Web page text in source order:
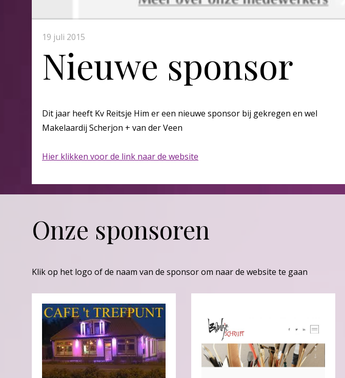
19 juli 2015
Nieuwe sponsor
Dit jaar heeft Kv Reitsje Him er een nieuwe sponsor bij gekregen en wel
Makelaardij Scherjon + van der Veen
Hier klikken voor de link naar de website
Onze sponsoren
Klik op het logo of de naam van de sponsor om naar de website te gaan